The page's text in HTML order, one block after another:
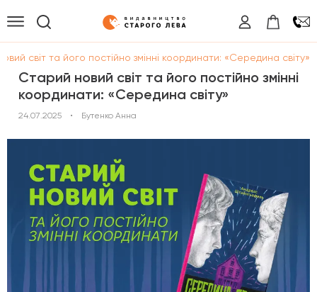
світ та його постійно змінні координати: «Середина світу»
Старий новий світ та його постійно змінні
координати: «Середина світу»
24.07.2025 • Бутенко Анна